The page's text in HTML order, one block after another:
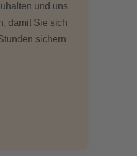
und uns
damit Sie sich
sichern